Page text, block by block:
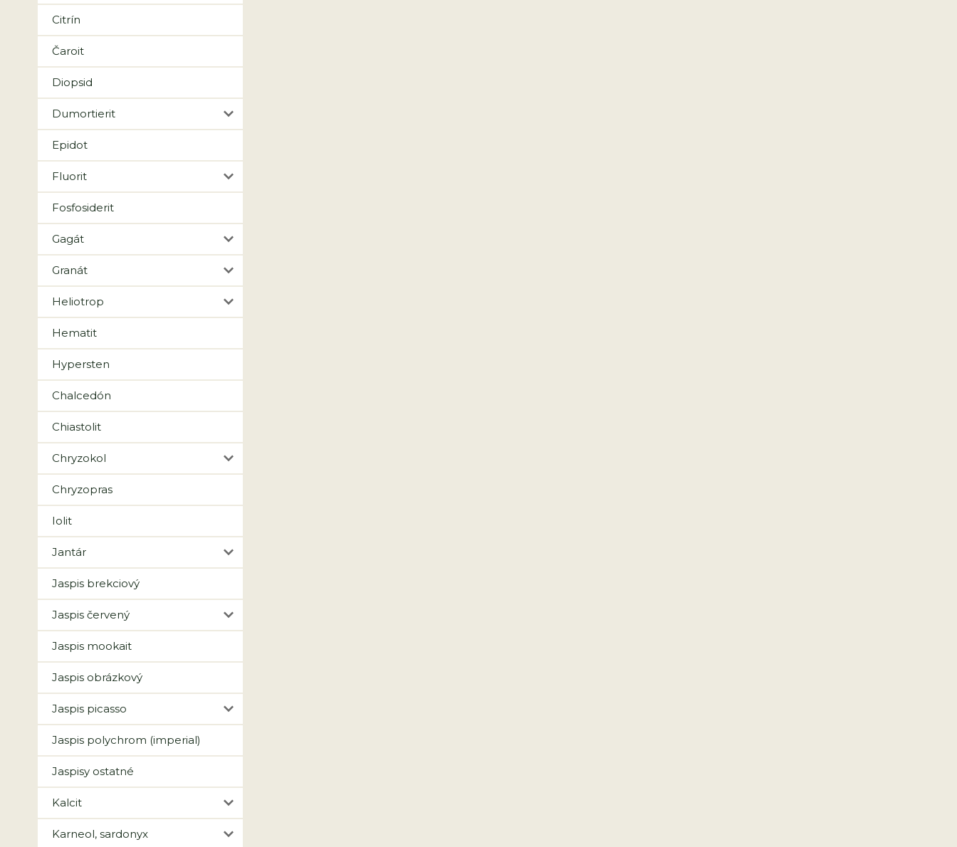
Citrín
Čaroit
Diopsid
Dumortierit
Epidot
Fluorit
Fosfosiderit
Gagát
Granát
Heliotrop
Hematit
Hypersten
Chalcedón
Chiastolit
Chryzokol
Chryzopras
Iolit
Jantár
Jaspis brekciový
Jaspis červený
Jaspis mookait
Jaspis obrázkový
Jaspis picasso
Jaspis polychrom (imperial)
Jaspisy ostatné
Kalcit
Karneol, sardonyx